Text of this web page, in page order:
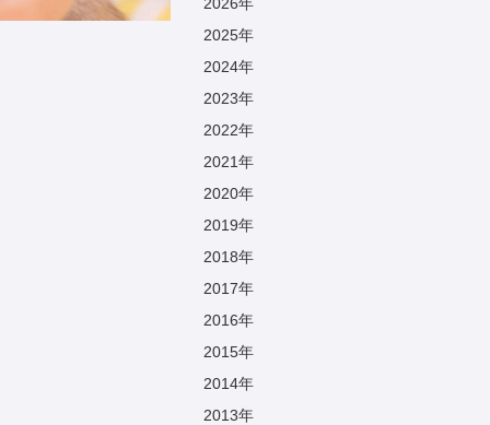
2025年
2024年
2023年
2022年
2021年
2020年
2019年
2018年
2017年
2016年
2015年
2014年
2013年